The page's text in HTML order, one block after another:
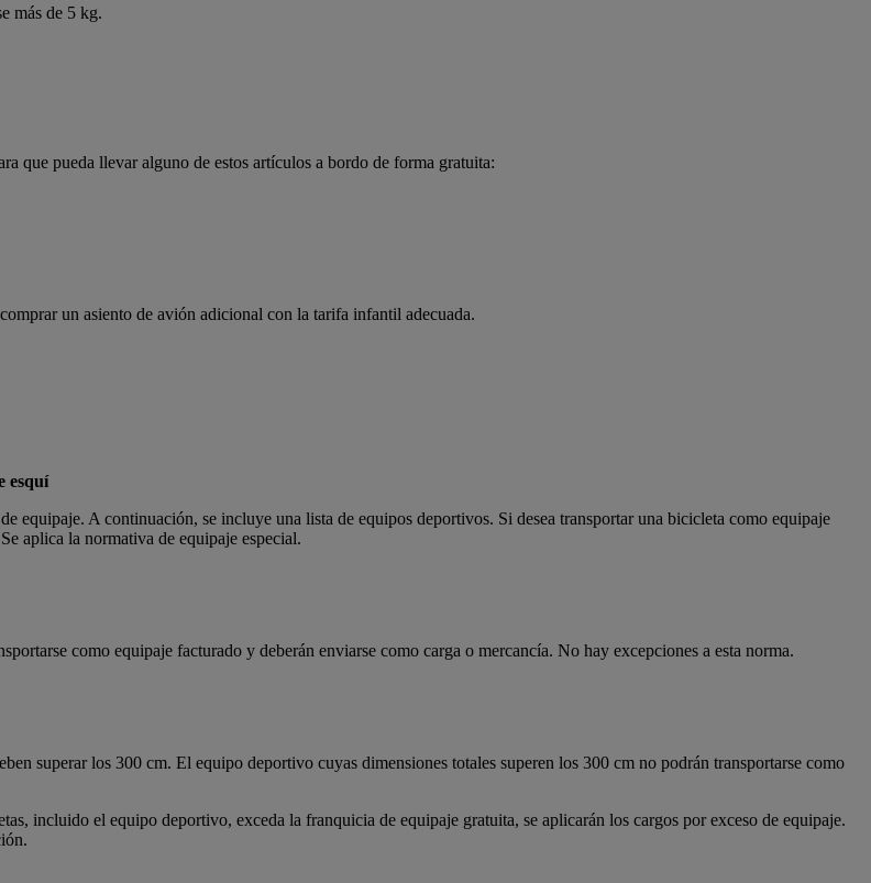
más de 5 kg.
que pueda llevar alguno de estos artículos a bordo de forma gratuita:
un asiento de avión adicional con la tarifa infantil adecuada.
esquí
equipaje. A continuación, se incluye una lista de equipos deportivos. Si desea transportar una bicicleta como equipaje
aplica la normativa de equipaje especial.
como equipaje facturado y deberán enviarse como carga o mercancía. No hay excepciones a esta norma.
superar los 300 cm. El equipo deportivo cuyas dimensiones totales superen los 300 cm no podrán transportarse como
incluido el equipo deportivo, exceda la franquicia de equipaje gratuita, se aplicarán los cargos por exceso de equipaje.